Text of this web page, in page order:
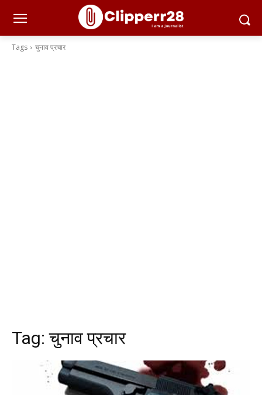
Tags चुनाव प्रचार
Tag:चुनाव प्रचार